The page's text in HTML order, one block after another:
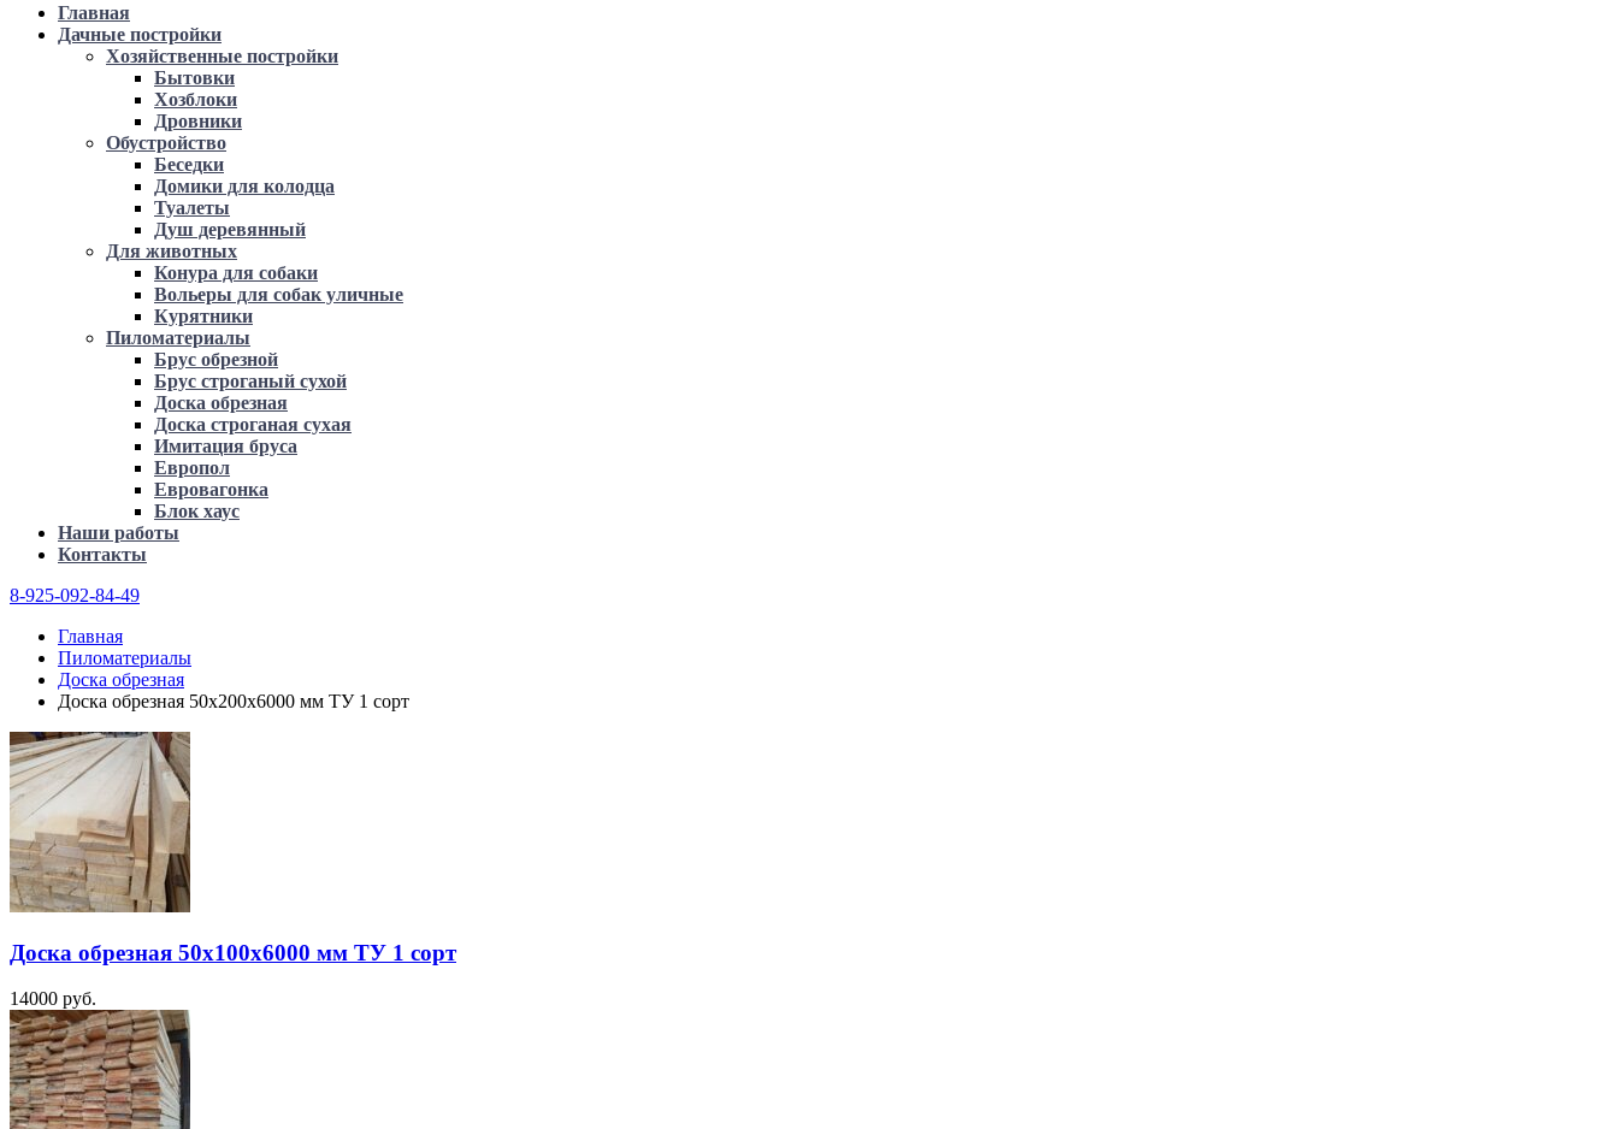
Главная
Дачные постройки
Хозяйственные постройки
Бытовки
Хозблоки
Дровники
Обустройство
Беседки
Домики для колодца
Туалеты
Душ деревянный
Для животных
Конура для собаки
Вольеры для собак уличные
Курятники
Пиломатериалы
Брус обрезной
Брус строганый сухой
Доска обрезная
Доска строганая сухая
Имитация бруса
Европол
Евровагонка
Блок хаус
Наши работы
Контакты
8-925-092-84-49
Главная
Пиломатериалы
Доска обрезная
Доска обрезная 50х200х6000 мм ТУ 1 сорт
Доска обрезная 50х100х6000 мм ТУ 1 сорт
14000 руб.